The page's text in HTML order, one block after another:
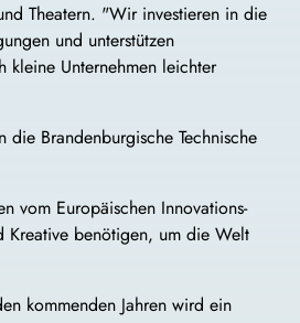
Theatern. "Wir investieren in die
und unterstützen
kleine Unternehmen leichter
Brandenburgische Technische
vom Europäischen Innovations-
Kreative benötigen, um die Welt
kommenden Jahren wird ein